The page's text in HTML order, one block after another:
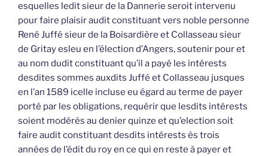
esquelles ledit sieur de la Dannerie seroit intervenu
pour faire plaisir audit constituant vers noble personne
René Juffé sieur de la Boisardière et Collasseau sieur
de Gritay esleu en l’élection d’Angers, soutenir pour et
au nom dudit constituant qu’il a payé les intérests
desdites sommes auxdits Juffé et Collasseau jusques
en l’an 1589 icelle incluse eu égard au terme de payer
porté par les obligations, requérir que lesdits intérests
soient modérés au denier quinze et qu’election soit
faire audit constituant desdits intérests ès trois
années de l’édit du roy en ce qui en reste à payer et